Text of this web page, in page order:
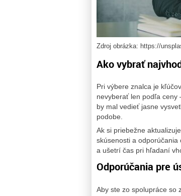
Zdroj obrázka: https://
Ako vybrať
Pri výbere znalca je
nevyberať len podľa ceny
by mal vedieť jasne
podobe.
Ak si priebežne
skúsenosti a odporúčania
a ušetrí čas pri hľadaní
Odporúčania pre
Aby ste zo spolupráce so